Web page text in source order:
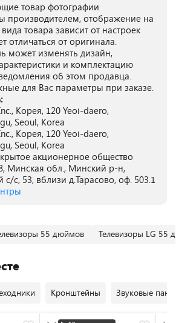
товар фотографии
производителем, отображение на
товара зависит от настроек
отличаться от оригинала.
может изменять дизайн,
и комплектацию
об этом продавца.
для Вас параметры при заказе.
Корея, 120 Yeoi-daero,
Seoul, Korea
Корея, 120 Yeoi-daero,
Seoul, Korea
акционерное общество
Минская обл., Минский р-н,
с, 53, вблизи д.Тарасово, оф. 503.1
55 дюймов Телевизоры LG 55
Кронштейны Звуковые